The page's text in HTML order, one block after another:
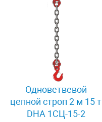
Одноветвевой
цепной строп 2 м 15 т
DHA 1СЦ-15-2